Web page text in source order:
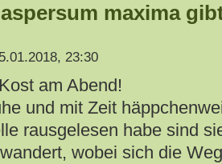
maxima
23:30
am Abend!
und mit Zeit
rausgelesen habe sind
wobei sich die